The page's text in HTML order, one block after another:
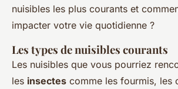
nuisibles les plus courants et
impacter votre vie quotidienne ?
Les types de nuisibles courants
Les nuisibles que vous pourriez
les insectes comme les fourmis, les